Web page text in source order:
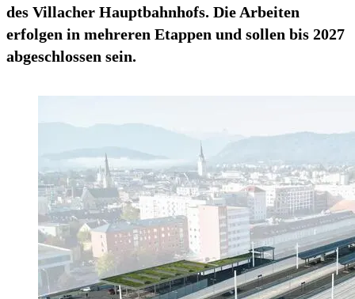
des Villacher Hauptbahnhofs. Die Arbeiten
erfolgen in mehreren Etappen und sollen bis 2027
abgeschlossen sein.